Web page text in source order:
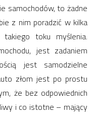
samochodów, to żadne
z nim poradzić w kilka
toku myślenia.
jest zadaniem
jest samodzielne
złom jest po prostu
że bez odpowiednich
i co istotne – mający